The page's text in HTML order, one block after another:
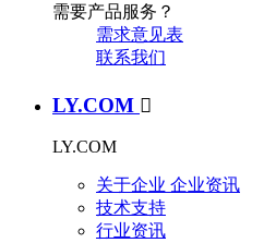
需要产品服务？
需求意见表
联系我们
LY.COM 
LY.COM
关于企业 企业资讯
技术支持
行业资讯